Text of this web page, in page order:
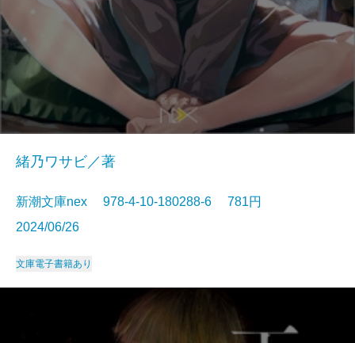
緒乃ワサビ／著
新潮文庫nex 978-4-10-180288-6 781円
2024/06/26
文庫電子書籍あり